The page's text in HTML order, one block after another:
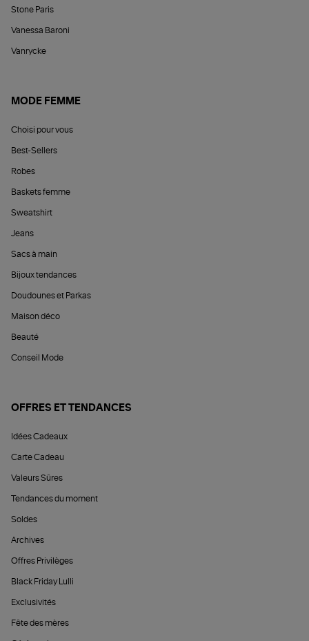
Stone Paris
Vanessa Baroni
Vanrycke
MODE FEMME
Choisi pour vous
Best-Sellers
Robes
Baskets femme
Sweatshirt
Jeans
Sacs à main
Bijoux tendances
Doudounes et Parkas
Maison déco
Beauté
Conseil Mode
OFFRES ET TENDANCES
Idées Cadeaux
Carte Cadeau
Valeurs Sûres
Tendances du moment
Soldes
Archives
Offres Privilèges
Black Friday Lulli
Exclusivités
Fête des mères